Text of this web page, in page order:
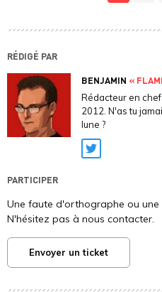
RÉDIGÉ PAR
BENJAMIN «
Rédacteur en
2012. N'as tu
lune ?
Twitter
PARTICIPER
Une faute d'orthographe ou une
N'hésitez pas à nous contacter.
Envoyer un ticket